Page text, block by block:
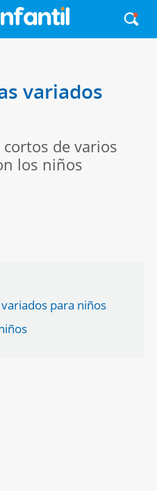
variados
de varios
los niños
para niños